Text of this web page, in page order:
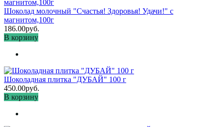
Шоколад молочный "Счастья! Здоровья! Удачи!" с
магнитом,100г
186.00руб.
В корзину
Шоколадная плитка "ДУБАЙ" 100 г
450.00руб.
В корзину